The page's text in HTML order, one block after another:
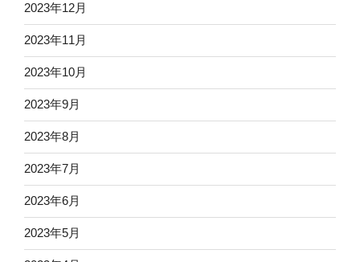
2023年12月
2023年11月
2023年10月
2023年9月
2023年8月
2023年7月
2023年6月
2023年5月